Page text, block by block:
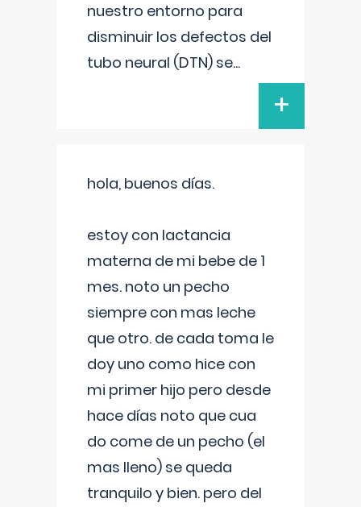
nuestro entorno para
disminuir los defectos del
tubo neural (DTN) se...
+
hola, buenos días.
estoy con lactancia
materna de mi bebe de 1
mes. noto un pecho
siempre con mas leche
que otro. de cada toma le
doy uno como hice con
mi primer hijo pero desde
hace días noto que cua
do come de un pecho (el
mas lleno) se queda
tranquilo y bien. pero del